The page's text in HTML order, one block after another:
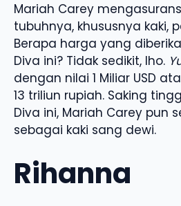
Mariah Carey
tubuhnya, khususnya kaki,
Berapa harga yang
Diva ini? Tidak sedikit, lho.
dengan nilai 1 Miliar USD
13 triliun rupiah. Saking
Diva ini, Mariah Carey pun
sebagai kaki sang dewi.
Rihanna